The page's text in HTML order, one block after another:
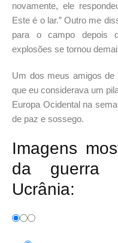
novamente, ele
Este é o lar.” Outro me
para o campo depois
explosões se tornou
Um dos meus amigos
que eu considerava um
Europa Ocidental na
de paz e sossego.
Imagens
da guerra
Ucrânia: